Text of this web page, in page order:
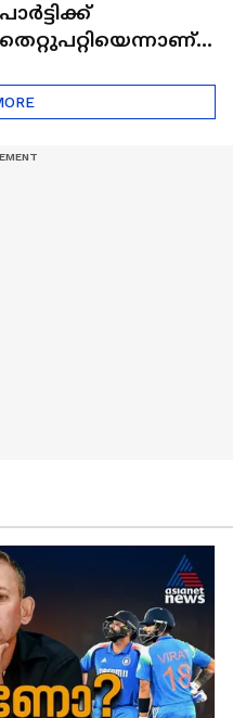
പാർട്ടിക്ക്
തെറ്റുപറ്റിയെന്നാണ്,
കുഞ്ഞികൃഷ്ണൻ്റെ
ആരോപണങ്ങൾ